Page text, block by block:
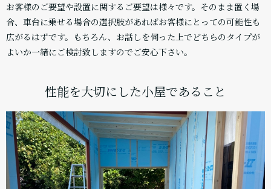
お客様のご要望や設置に関するご要望は様々です。そのまま置く場
合、車台に乗せる場合の選択肢があればお客様にとっての可能性も
広がるはずです。もちろん、お話しを伺った上でどちらのタイプが
よいか一緒にご検討致しますのでご安心下さい。
性能を大切にした小屋であること